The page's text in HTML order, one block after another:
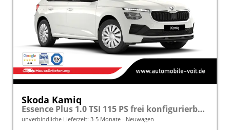
Skoda Kamiq
Essence Plus 1.0 TSI 115 PS frei konfigurierbar!
unverbindliche Lieferzeit: 3-5 Monate Neuwagen